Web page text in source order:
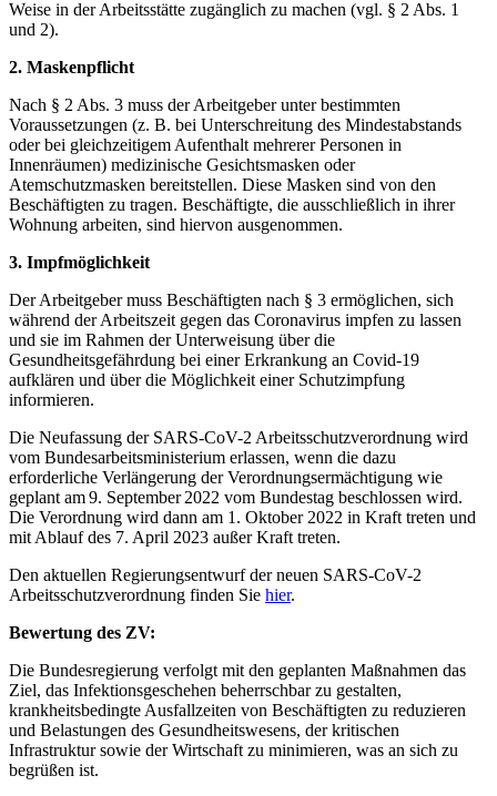
Weise in der Arbeitsstätte zugänglich zu machen (vgl. § 2 Abs. 1
und 2).
2. Maskenpflicht
Nach § 2 Abs. 3 muss der Arbeitgeber unter bestimmten
Voraussetzungen (z. B. bei Unterschreitung des Mindestabstands
oder bei gleichzeitigem Aufenthalt mehrerer Personen in
Innenräumen) medizinische Gesichtsmasken oder
Atemschutzmasken bereitstellen. Diese Masken sind von den
Beschäftigten zu tragen. Beschäftigte, die ausschließlich in ihrer
Wohnung arbeiten, sind hiervon ausgenommen.
3. Impfmöglichkeit
Der Arbeitgeber muss Beschäftigten nach § 3 ermöglichen, sich
während der Arbeitszeit gegen das Coronavirus impfen zu lassen
und sie im Rahmen der Unterweisung über die
Gesundheitsgefährdung bei einer Erkrankung an Covid-19
aufklären und über die Möglichkeit einer Schutzimpfung
informieren.
Die Neufassung der SARS-CoV-2 Arbeitsschutzverordnung wird
vom Bundesarbeitsministerium erlassen, wenn die dazu
erforderliche Verlängerung der Verordnungsermächtigung wie
geplant am 9. September 2022 vom Bundestag beschlossen wird.
Die Verordnung wird dann am 1. Oktober 2022 in Kraft treten und
mit Ablauf des 7. April 2023 außer Kraft treten.
Den aktuellen Regierungsentwurf der neuen SARS-CoV-2
Arbeitsschutzverordnung finden Sie hier.
Bewertung des ZV:
Die Bundesregierung verfolgt mit den geplanten Maßnahmen das
Ziel, das Infektionsgeschehen beherrschbar zu gestalten,
krankheitsbedingte Ausfallzeiten von Beschäftigten zu reduzieren
und Belastungen des Gesundheitswesens, der kritischen
Infrastruktur sowie der Wirtschaft zu minimieren, was an sich zu
begrüßen ist.